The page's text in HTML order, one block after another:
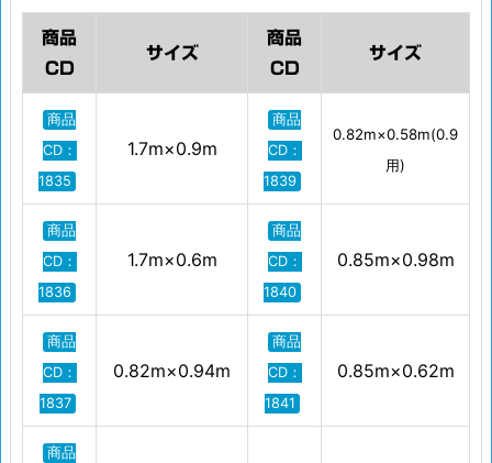
商品
CD
サイズ
商品
CD
サイズ
商品
CD：
1835
1.7m×0.9m
商品
CD：
1839
0.82m×0.58m(0.9
用)
商品
CD：
1836
1.7m×0.6m
商品
CD：
1840
0.85m×0.98m
商品
CD：
1837
0.82m×0.94m
商品
CD：
1841
0.85m×0.62m
商品